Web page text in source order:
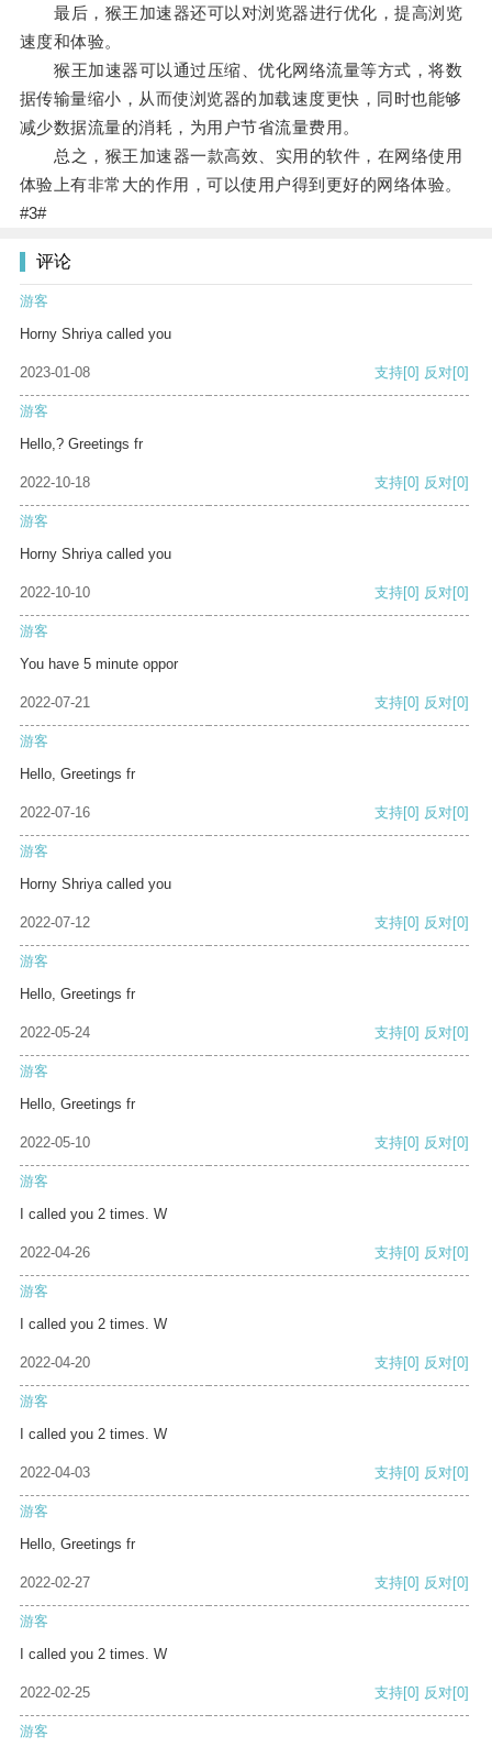
最后，猴王加速器还可以对浏览器进行优化，提高浏览
速度和体验。
猴王加速器可以通过压缩、优化网络流量等方式，将数
据传输量缩小，从而使浏览器的加载速度更快，同时也能够
减少数据流量的消耗，为用户节省流量费用。
总之，猴王加速器一款高效、实用的软件，在网络使用
体验上有非常大的作用，可以使用户得到更好的网络体验。
#3#
评论
游客
Horny Shriya called you
2023-01-08 支持[0] 反对[0]
游客
Hello,? Greetings fr
2022-10-18 支持[0] 反对[0]
游客
Horny Shriya called you
2022-10-10 支持[0] 反对[0]
游客
You have 5 minute oppor
2022-07-21 支持[0] 反对[0]
游客
Hello, Greetings fr
2022-07-16 支持[0] 反对[0]
游客
Horny Shriya called you
2022-07-12 支持[0] 反对[0]
游客
Hello, Greetings fr
2022-05-24 支持[0] 反对[0]
游客
Hello, Greetings fr
2022-05-10 支持[0] 反对[0]
游客
I called you 2 times. W
2022-04-26 支持[0] 反对[0]
游客
I called you 2 times. W
2022-04-20 支持[0] 反对[0]
游客
I called you 2 times. W
2022-04-03 支持[0] 反对[0]
游客
Hello, Greetings fr
2022-02-27 支持[0] 反对[0]
游客
I called you 2 times. W
2022-02-25 支持[0] 反对[0]
游客